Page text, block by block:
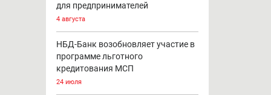
для предпринимателей
4 августа
НБД-Банк возобновляет участие в
программе льготного
кредитования МСП
24 июля